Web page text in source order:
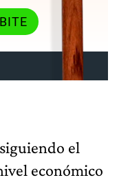
el
económico